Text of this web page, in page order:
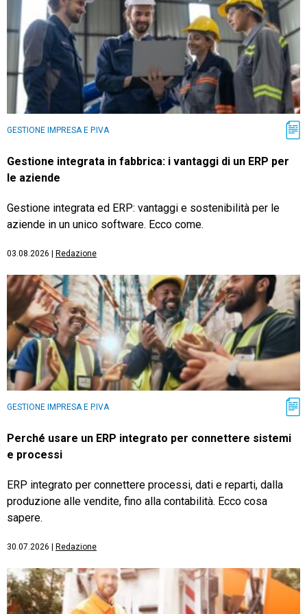
GESTIONE IMPRESA E P.IVA
Gestione integrata in fabbrica: i vantaggi di un ERP per
le aziende
Gestione integrata ed ERP: vantaggi e sostenibilità per le
aziende in un unico software. Ecco come.
03.08.2026 Redazione
GESTIONE IMPRESA E P.IVA
Perché usare un ERP integrato per connettere sistemi
e processi
ERP integrato per connettere processi, dati e reparti, dalla
produzione alle vendite, fino alla contabilità. Ecco cosa
sapere.
30.07.2026 Redazione